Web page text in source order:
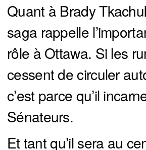
Quant à Brady
saga rappelle
rôle à Ottawa. Si les
cessent de circuler
c’est parce qu’il
Sénateurs.
Et tant qu’il sera au